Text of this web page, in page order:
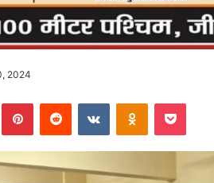
2024
PinterestReddit VKontakteOdnoklassniki
Pocket